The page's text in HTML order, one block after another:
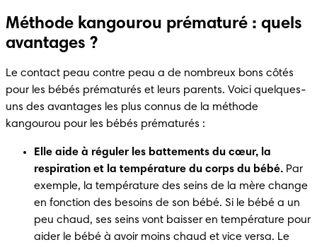
Méthode kangourou prématuré : quels
avantages ?
Le contact peau contre peau a de nombreux bons côtés
pour les bébés prématurés et leurs parents. Voici quelques-
uns des avantages les plus connus de la méthode
kangourou pour les bébés prématurés :
Elle aide à réguler les battements du cœur, la
respiration et la température du corps du bébé. Par
exemple, la température des seins de la mère change
en fonction des besoins de son bébé. Si le bébé a un
peu chaud, ses seins vont baisser en température pour
aider le bébé à avoir moins chaud et vice versa. Le